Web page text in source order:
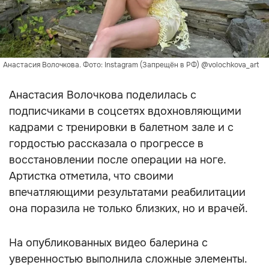
Анастасия Волочкова. Фото: Instagram (Запрещён в РФ) @volochkova_art
Анастасия Волочкова поделилась с
подписчиками в соцсетях вдохновляющими
кадрами с тренировки в балетном зале и с
гордостью рассказала о прогрессе в
восстановлении после операции на ноге.
Артистка отметила, что своими
впечатляющими результатами реабилитации
она поразила не только близких, но и врачей.
На опубликованных видео балерина с
уверенностью выполнила сложные элементы.